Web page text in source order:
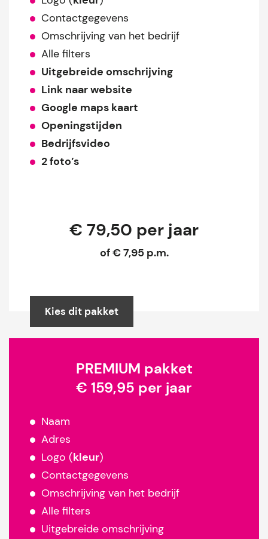
Contactgegevens
Omschrijving van het bedrijf
Alle filters
Uitgebreide omschrijving
Link naar website
Google maps kaart
Openingstijden
Bedrijfsvideo
2 foto’s
€ 79,50 per jaar
of € 7,95 p.m.
Kies dit pakket
PREMIUM pakket
€ 159,95 per jaar
Naam
Adres
Logo (kleur)
Contactgegevens
Omschrijving van het bedrijf
Alle filters
Uitgebreide omschrijving